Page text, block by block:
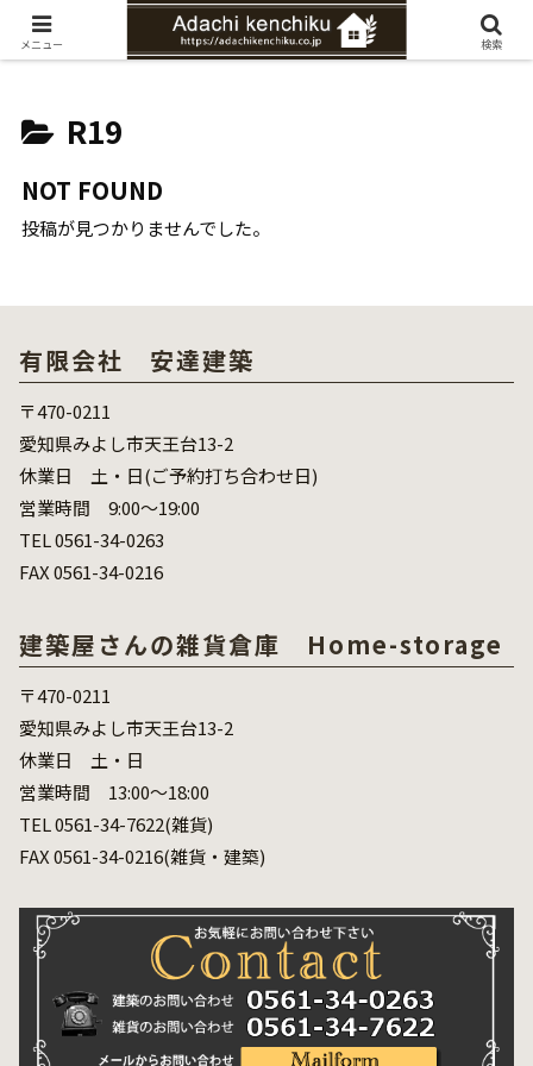
愛知県みよし市の工務店。自然素材を使ったナチュラルな家づくりをご提案
R19
NOT FOUND
投稿が見つかりませんでした。
有限会社 安達建築
〒470-0211
愛知県みよし市天王台13-2
休業日 土・日(ご予約打ち合わせ日)
営業時間 9:00～19:00
TEL 0561-34-0263
FAX 0561-34-0216
建築屋さんの雑貨倉庫 Home-storage
〒470-0211
愛知県みよし市天王台13-2
休業日 土・日
営業時間 13:00～18:00
TEL 0561-34-7622(雑貨)
FAX 0561-34-0216(雑貨・建築)
メニュー 検索